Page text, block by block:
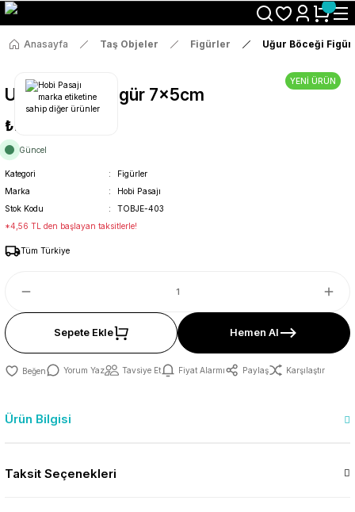
Size Özel "HG10" Koduyla Sepette Hemen %10 İndirimi Kaçırma
Anasayfa Taş Objeler Figürler Uğur Böceği
YENİ ÜRÜN
Uğur Böceği Figür 7x5cm
₺24
Güncel
Kategori
Figürler
Marka
Hobi Pasajı
Stok Kodu
TOBJE-403
*4,56 TL den başlayan taksitlerle!
Tüm Türkiye
Sepete Ekle Hemen Al
Yorum Yaz Tavsiye Et Fiyat Alarmı Paylaş Karşılaştır
Ürün Bilgisi
Taksit Seçenekleri